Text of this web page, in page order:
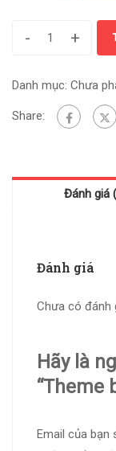
- +
Danh mục: Chưa
Share:
Đánh giá
Đánh giá
Chưa có đánh
Hãy là
“Theme
Email của bạn